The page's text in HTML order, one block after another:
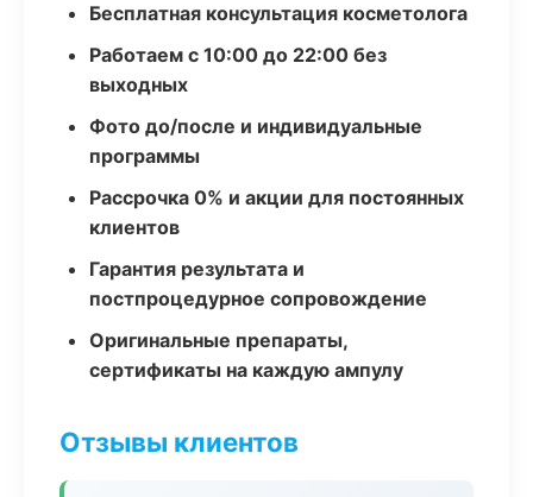
Бесплатная консультация косметолога
Работаем с 10:00 до 22:00 без
выходных
Фото до/после и индивидуальные
программы
Рассрочка 0% и акции для постоянных
клиентов
Гарантия результата и
постпроцедурное сопровождение
Оригинальные препараты,
сертификаты на каждую ампулу
Отзывы клиентов